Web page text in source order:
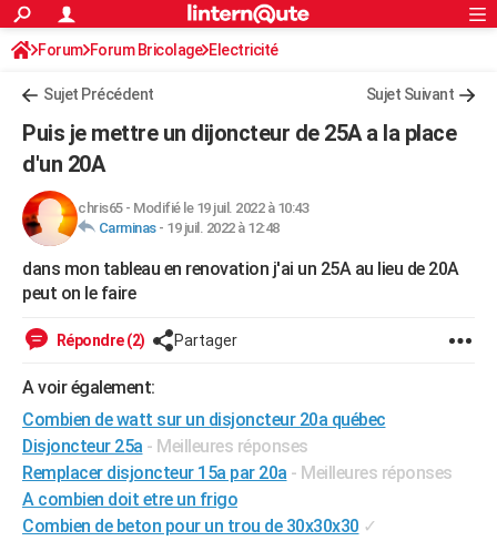
ACTUALITÉS
Politique
Société
Faits Divers
Education
Monde
Villes
+
Programme TV
TNTStreaming
Cinéma
Sorties cinéma
Musique
FINANCE
Retraite
Impôts
Epargne
Immobilier
Risques naturels par ville
Banque
Assurance
Crédit
AUTO
Essais
Réserver un essai
Citadines
Berlines
SUV
Forum auto
HIGH-TECH
Mobiles
Meilleur smartphone
Internet
Ordinateurs
Jeux vidéo
Guide high-tech
+BRICOLAGE
Forum
Aménagement intérieur
Extérieur
Cuisine
Salle de bains
Jardinage
Rangement
WEEK-END
Guides de France
Escapades
Patrimoine
Expositions
Musées
Week-end nature
+
LIFESTYLE
Art de vivre
Bien-être
Loisirs
Mode
Modes de vie
SANTE
Alimentation
Guide de la santé
Maladies
Médicaments
Sommeil
VOYAGE
Destinations
City break
Voyage nature
Voyage de noces
Forum
Climat
+PHOTO
S'inscrire
Connexion
Forum Forum Bricolage Electricité
Sujet Précédent Sujet Suivant
Puis je mettre un dijoncteur de 25A a la place
d'un 20A
chris65- Modifié le 19 juil. 2022 à 10:43
Carminas- 19 juil. 2022 à 12:48
dans mon tableau en renovation j'ai un 25A au lieu de 20A
peut on le faire
Répondre (2) Partager
A voir également:
Combien de watt sur un disjoncteur 20a québec
Disjoncteur 25a - Meilleures réponses
Remplacer disjoncteur 15a par 20a - Meilleures réponses
A combien doit etre un frigo
Combien de beton pour un trou de 30x30x30 ✓